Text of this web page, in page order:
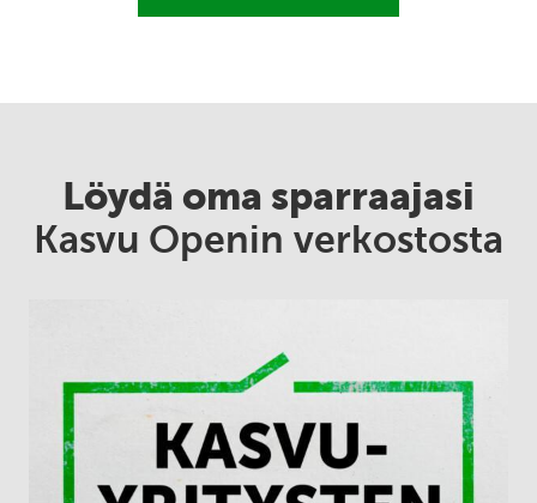
Löydä oma sparraajasi
Kasvu Openin verkostosta